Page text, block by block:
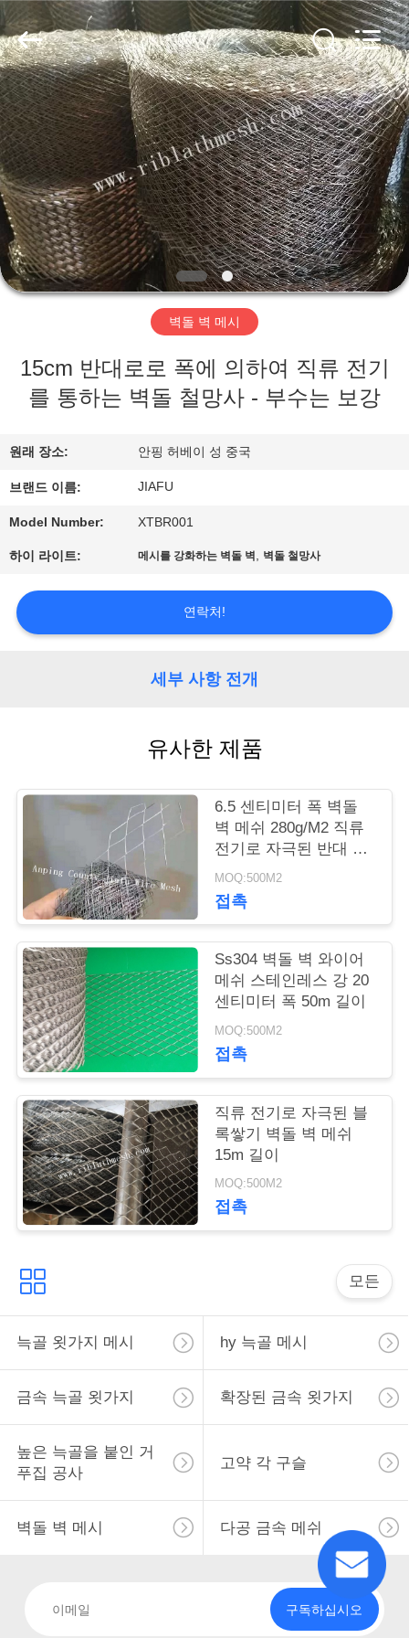
집
제
품
회
사
개
견
학
품
문
하
조
회
를
요
청
하
다
사
이
트
맵
PRIVACY
POLICY
-
2026
ANPING
COUNTY
JIAFU
WIRE
MESH
MANUFACTURING
CO.,LTD.
All
Rights
Reserved.
벽돌 벽 메시
15cm 반대로로 폭에 의하여 직류 전기
를 통하는 벽돌 철망사 - 부수는 보강
원래 장소: 안핑 허베이 성 중국
브랜드 이름: JIAFU
Model Number: XTBR001
하이 라이트: 메시를 강화하는 벽돌 벽 , 벽돌 철망사
연락처!
세부 사항 전개
유사한 제품
6.5 센티미터 폭 벽돌
벽 메쉬 280g/M2 직류
전기로 자극된 반대 크
래킹
MOQ:500M2
접촉
Ss304 벽돌 벽 와이어
메쉬 스테인레스 강 20
센티미터 폭 50m 길이
MOQ:500M2
접촉
직류 전기로 자극된 블
록쌓기 벽돌 벽 메쉬
15m 길이
MOQ:500M2
접촉
모든
늑골 욋가지 메시 hy 늑골 메시
금속 늑골 욋가지 확장된 금속 욋가지
높은 늑골을 붙인 거
푸집 공사
고약 각 구슬
벽돌 벽 메시 다공 금속 메쉬
구독하십시오